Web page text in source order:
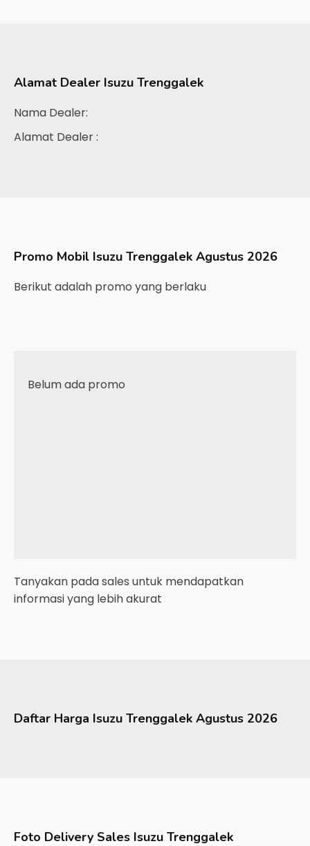
Alamat Dealer Isuzu Trenggalek
Nama Dealer:
Alamat Dealer :
Promo Mobil Isuzu Trenggalek Agustus 2026
Berikut adalah promo yang berlaku
Belum ada promo
Tanyakan pada sales untuk mendapatkan
informasi yang lebih akurat
Daftar Harga Isuzu Trenggalek Agustus 2026
Foto Delivery Sales Isuzu Trenggalek